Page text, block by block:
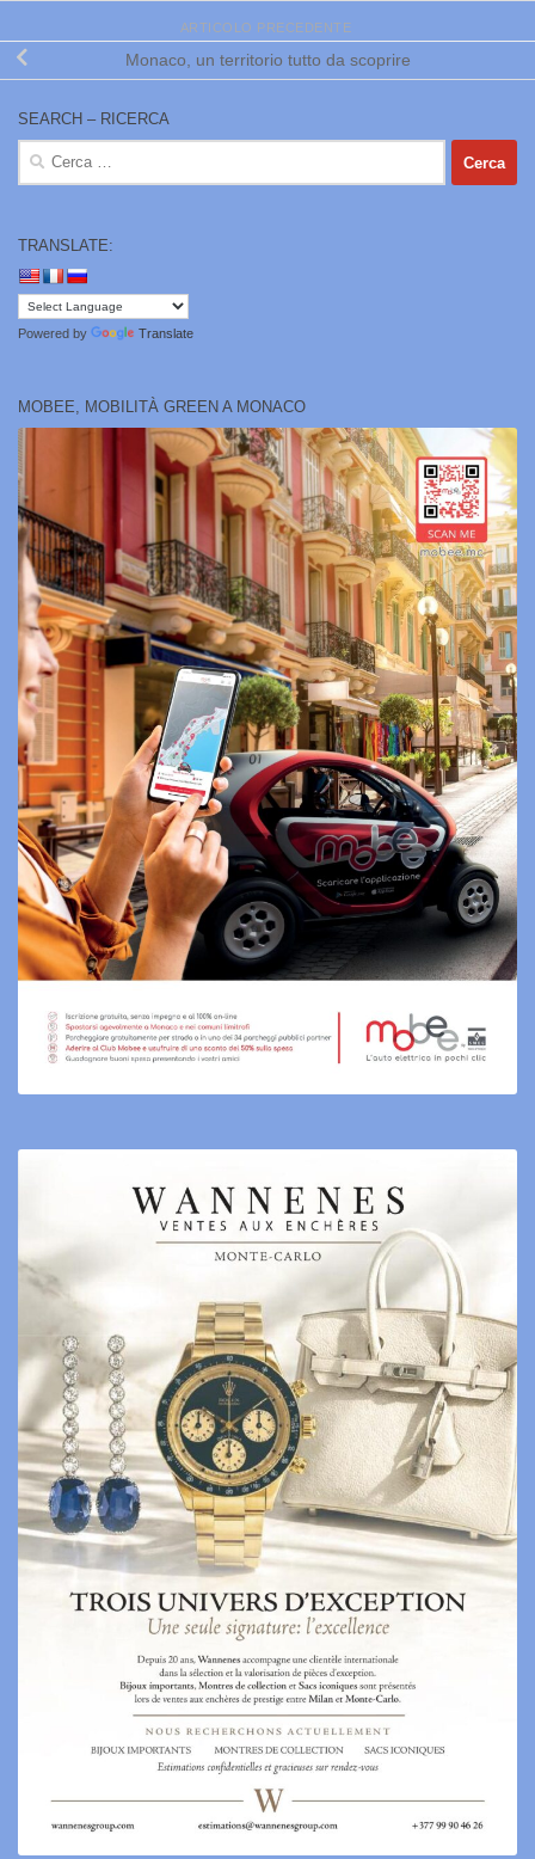
ARTICOLO PRECEDENTE
Monaco, un territorio tutto da scoprire
SEARCH – RICERCA
Ricerca
per:
TRANSLATE:
Powered by Translate
MOBEE, MOBILITÀ GREEN A MONACO